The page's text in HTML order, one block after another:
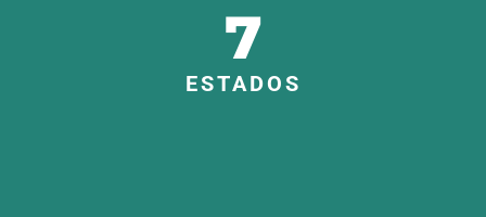
ESTADOS
7